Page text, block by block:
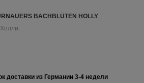
BACHBLÜTEN HOLLY
доставки из Германии 3-4 недели